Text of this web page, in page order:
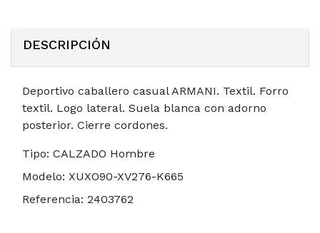
DESCRIPCIÓN
Deportivo caballero casual ARMANI. Textil. Forro
textil. Logo lateral. Suela blanca con adorno
posterior. Cierre cordones.
Tipo: CALZADO Hombre
Modelo: XUXO90-XV276-K665
Referencia: 2403762